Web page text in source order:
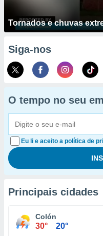
Tornados e chuvas
Siga-nos
O tempo no seu
Eu li e aceito a política de
Principais cidades
Colón
30° 20°